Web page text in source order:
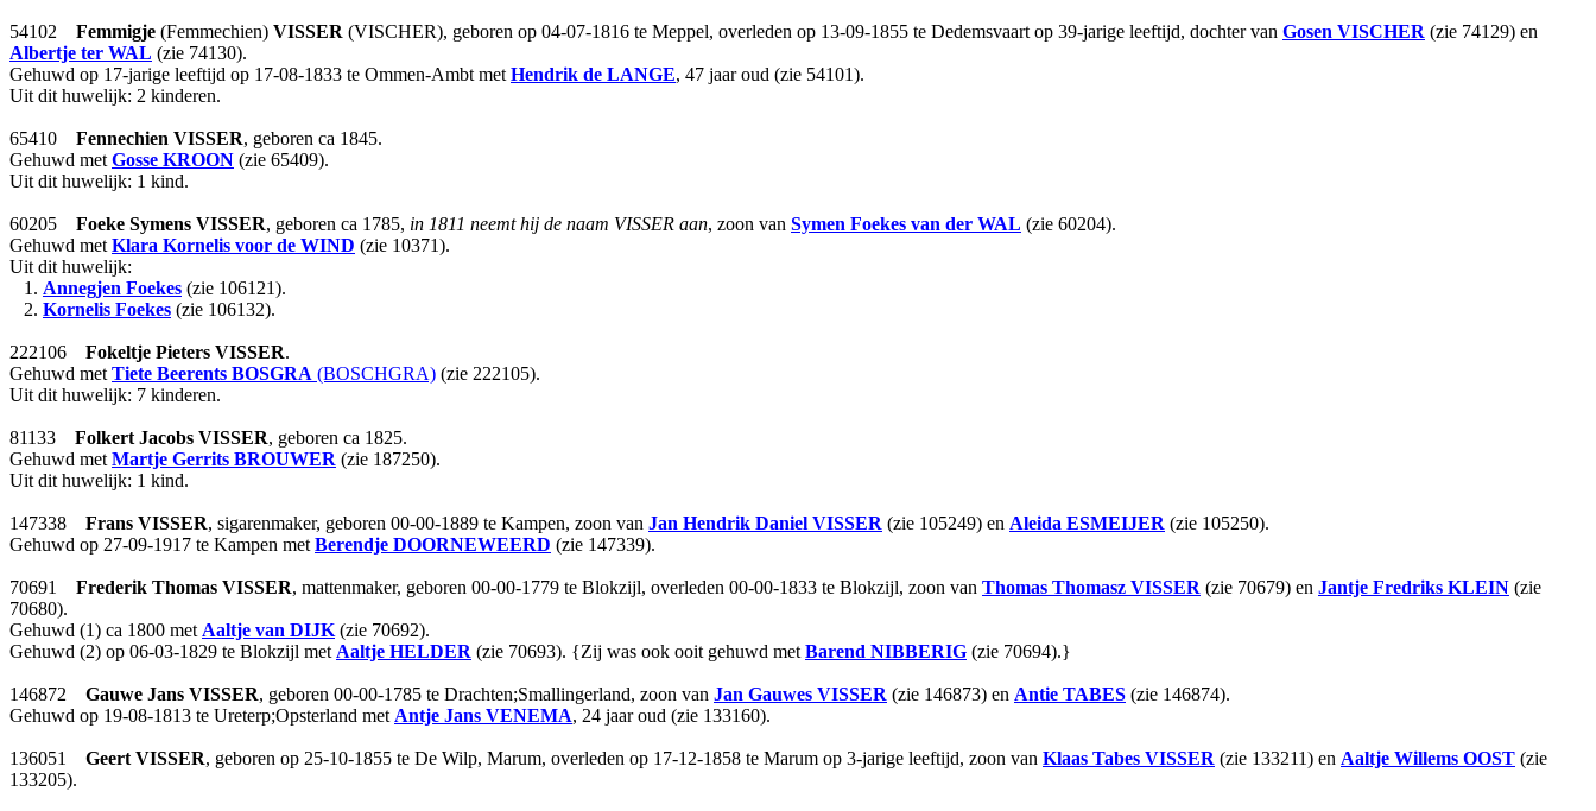
54102 Femmigje (Femmechien) VISSER (VISCHER), geboren op 04-07-1816 te Meppel, overleden op 13-09-1855 te Dedemsvaart op 39-jarige leeftijd, dochter van Gosen VISCHER (zie 74129) en
Albertje ter WAL (zie 74130).
Gehuwd op 17-jarige leeftijd op 17-08-1833 te Ommen-Ambt met Hendrik de LANGE, 47 jaar oud (zie 54101).
Uit dit huwelijk: 2 kinderen.
65410 Fennechien VISSER, geboren ca 1845.
Gehuwd met Gosse KROON (zie 65409).
Uit dit huwelijk: 1 kind.
60205 Foeke Symens VISSER, geboren ca 1785, in 1811 neemt hij de naam VISSER aan, zoon van Symen Foekes van der WAL (zie 60204).
Gehuwd met Klara Kornelis voor de WIND (zie 10371).
Uit dit huwelijk:
1. Annegjen Foekes (zie 106121).
2. Kornelis Foekes (zie 106132).
222106 Fokeltje Pieters VISSER.
Gehuwd met Tiete Beerents BOSGRA (BOSCHGRA) (zie 222105).
Uit dit huwelijk: 7 kinderen.
81133 Folkert Jacobs VISSER, geboren ca 1825.
Gehuwd met Martje Gerrits BROUWER (zie 187250).
Uit dit huwelijk: 1 kind.
147338 Frans VISSER, sigarenmaker, geboren 00-00-1889 te Kampen, zoon van Jan Hendrik Daniel VISSER (zie 105249) en Aleida ESMEIJER (zie 105250).
Gehuwd op 27-09-1917 te Kampen met Berendje DOORNEWEERD (zie 147339).
70691 Frederik Thomas VISSER, mattenmaker, geboren 00-00-1779 te Blokzijl, overleden 00-00-1833 te Blokzijl, zoon van Thomas Thomasz VISSER (zie 70679) en Jantje Fredriks KLEIN (zie
70680).
Gehuwd (1) ca 1800 met Aaltje van DIJK (zie 70692).
Gehuwd (2) op 06-03-1829 te Blokzijl met Aaltje HELDER (zie 70693). {Zij was ook ooit gehuwd met Barend NIBBERIG (zie 70694).}
146872 Gauwe Jans VISSER, geboren 00-00-1785 te Drachten;Smallingerland, zoon van Jan Gauwes VISSER (zie 146873) en Antie TABES (zie 146874).
Gehuwd op 19-08-1813 te Ureterp;Opsterland met Antje Jans VENEMA, 24 jaar oud (zie 133160).
136051 Geert VISSER, geboren op 25-10-1855 te De Wilp, Marum, overleden op 17-12-1858 te Marum op 3-jarige leeftijd, zoon van Klaas Tabes VISSER (zie 133211) en Aaltje Willems OOST (zie
133205).